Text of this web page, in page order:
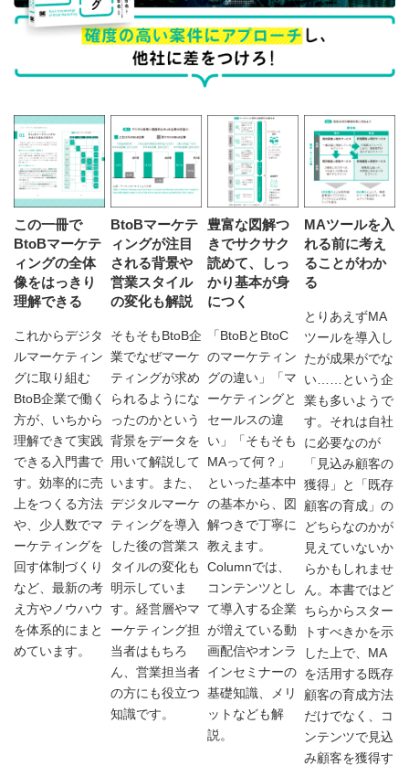
この一冊で
BtoBマーケテ
ィングの全体
像をはっきり
理解できる
これからデジタ
ルマーケティン
グに取り組む
BtoB企業で働く
方が、いちから
理解できて実践
できる入門書で
す。効率的に売
上をつくる方法
や、少人数でマ
ーケティングを
回す体制づくり
など、最新の考
え方やノウハウ
を体系的にまと
めています。
BtoBマーケテ
ィングが注目
される背景や
営業スタイル
の変化も解説
そもそもBtoB企
業でなぜマーケ
ティングが求め
られるようにな
ったのかという
背景をデータを
用いて解説して
います。また、
デジタルマーケ
ティングを導入
した後の営業ス
タイルの変化も
明示していま
す。経営層やマ
ーケティング担
当者はもちろ
ん、営業担当者
の方にも役立つ
知識です。
豊富な図解つ
きでサクサク
読めて、しっ
かり基本が身
につく
「BtoBとBtoC
のマーケティン
グの違い」「マ
ーケティングと
セールスの違
い」「そもそも
MAって何？」
といった基本中
の基本から、図
解つきで丁寧に
教えます。
Columnでは、
コンテンツとし
て導入する企業
が増えている動
画配信やオンラ
インセミナーの
基礎知識、メリ
ットなども解
説。
MAツールを入
れる前に考え
ることがわか
る
とりあえずMA
ツールを導入し
たが成果がでな
い……という企
業も多いようで
す。それは自社
に必要なのが
「見込み顧客の
獲得」と「既存
顧客の育成」の
どちらなのかが
見えていないか
らかもしれませ
ん。本書ではど
ちらからスター
トすべきかを示
した上で、MA
を活用する既存
顧客の育成方法
だけでなく、コ
ンテンツで見込
み顧客を獲得す